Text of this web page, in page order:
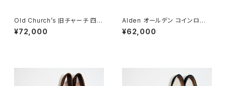
Old Church’s 旧チャーチ 四都
市 BELMONTパンチドキャップ
トウ 85G
¥72,000
Alden オールデン コインローフ
ァー #985 6E 旧ロゴ
¥62,000